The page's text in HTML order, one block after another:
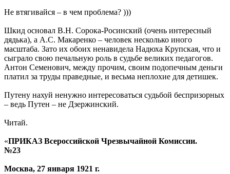
Не втягивайся – в чем проблема? )))
Шкид основал В.Н. Сорока-Росинский (очень интересный
дядька), а А.С. Макаренко – человек несколько иного
масштаба. Зато их обоих ненавидела Надюха Крупская, что и
сыграло свою печальную роль в судьбе великих педагогов.
Антон Семенович, между прочим, своим подопечным деньги
платил за труды праведные, и весьма неплохие для детишек.
Путену нахуй ненужно интересоваться судьбой беспризорных
– ведь Путен – не Дзержинский.
Читай.
«ПРИКАЗ Всероссийской Чрезвычайной Комиссии.
№23
Москва, 27 января 1921 г.